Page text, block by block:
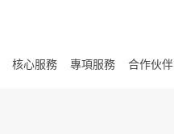
核心服務 專項服務 合作伙伴